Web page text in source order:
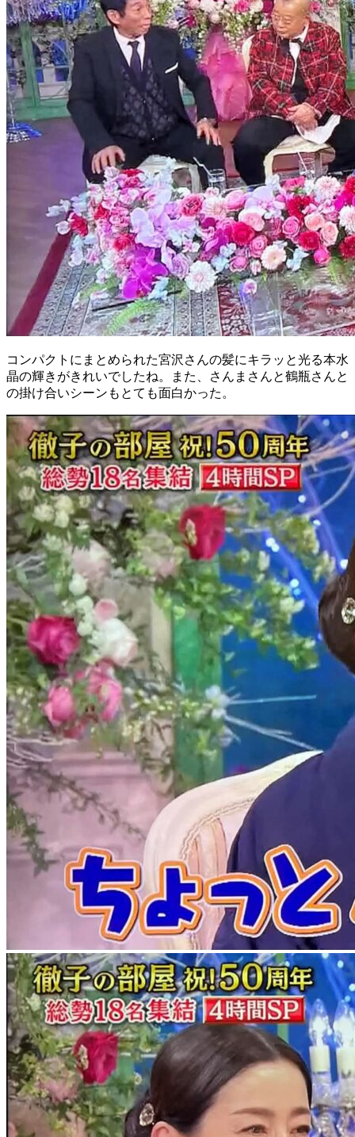
コンパクトにまとめられた宮沢さんの髪にキラッと光る本水
晶の輝きがきれいでしたね。また、さんまさんと鶴瓶さんと
の掛け合いシーンもとても面白かった。